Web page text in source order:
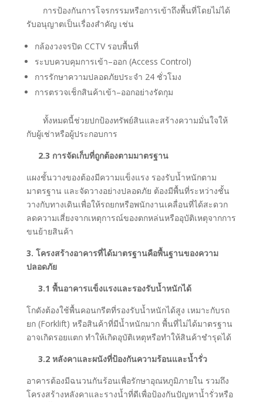
การป้องกันการโจรกรรมหรือการเข้าถึงพื้นที่โดยไม่ได้
รับอนุญาตเป็นเรื่องสำคัญ เช่น
กล้องวงจรปิด CCTV รอบพื้นที่
ระบบควบคุมการเข้า–ออก (Access Control)
การรักษาความปลอดภัยประจำ 24 ชั่วโมง
การตรวจเช็กสินค้าเข้า–ออกอย่างรัดกุม
ทั้งหมดนี้ช่วยปกป้องทรัพย์สินและสร้างความมั่นใจให้
กับผู้เช่าหรือผู้ประกอบการ
2.3 การจัดเก็บที่ถูกต้องตามมาตรฐาน
แผงชั้นวางของต้องมีความแข็งแรง รองรับน้ำหนักตาม
มาตรฐาน และจัดวางอย่างปลอดภัย ต้องมีพื้นที่ระหว่างชั้น
วางกับทางเดินเพื่อให้รถยกหรือพนักงานเคลื่อนที่ได้สะดวก
ลดความเสี่ยงจากเหตุการณ์ของตกหล่นหรืออุบัติเหตุจากการ
ขนย้ายสินค้า
3. โครงสร้างอาคารที่ได้มาตรฐานคือพื้นฐานของความ
ปลอดภัย
3.1 พื้นอาคารแข็งแรงและรองรับน้ำหนักได้
โกดังต้องใช้พื้นคอนกรีตที่รองรับน้ำหนักได้สูง เหมาะกับรถ
ยก (Forklift) หรือสินค้าที่มีน้ำหนักมาก พื้นที่ไม่ได้มาตรฐาน
อาจเกิดรอยแตก ทำให้เกิดอุบัติเหตุหรือทำให้สินค้าชำรุดได้
3.2 หลังคาและผนังที่ป้องกันความร้อนและน้ำรั่ว
อาคารต้องมีฉนวนกันร้อนเพื่อรักษาอุณหภูมิภายใน รวมถึง
โครงสร้างหลังคาและรางน้ำที่ดีเพื่อป้องกันปัญหาน้ำรั่วหรือ